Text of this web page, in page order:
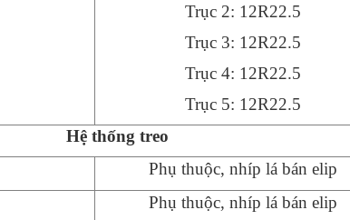
Trục 2: 12R22.5
Trục 3: 12R22.5
Trục 4: 12R22.5
Trục 5: 12R22.5
Hệ thống treo
Phụ thuộc, nhíp lá bán elip
Phụ thuộc, nhíp lá bán elip